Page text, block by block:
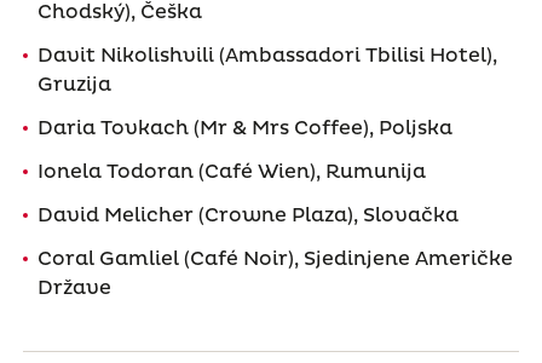
Chodský), Češka
Davit Nikolishvili (Ambassadori Tbilisi Hotel),
Gruzija
Daria Tovkach (Mr & Mrs Coffee), Poljska
Ionela Todoran (Café Wien), Rumunija
David Melicher (Crowne Plaza), Slovačka
Coral Gamliel (Café Noir), Sjedinjene Američke
Države